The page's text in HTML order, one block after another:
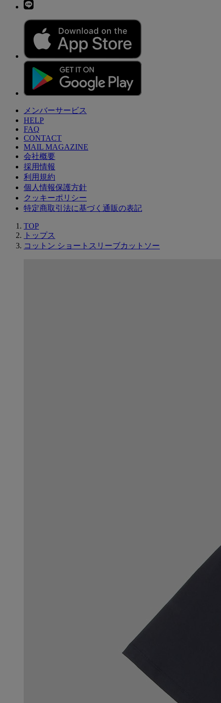
メンバーサービス
HELP
FAQ
CONTACT
MAIL MAGAZINE
会社概要
採用情報
利用規約
個人情報保護方針
クッキーポリシー
特定商取引法に基づく通販の表記
TOP
トップス
コットン ショートスリーブカットソー